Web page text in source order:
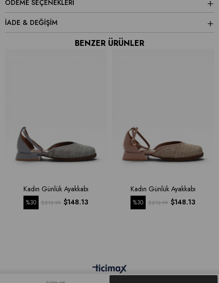
ÖDEME SEÇENEKLERI
İADE & DEĞİŞİM
BENZER ÜRÜNLER
Kadın Günlük Ayakkabı
$148.13
$212.99
%30
Kadın Günlük Ayakkabı
$148.13
$212.99
%30